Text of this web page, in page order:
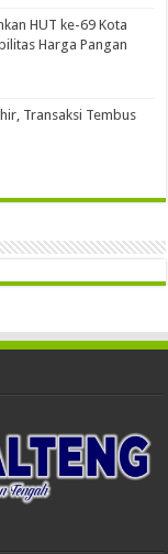
HUT ke-69 Kota
Harga Pangan
Transaksi Tembus